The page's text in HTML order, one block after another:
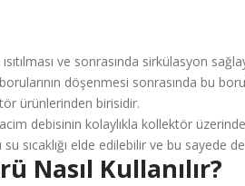
ve sonrasında sirkülasyon
döşenmesi sonrasında bu
ürünlerinden birisidir.
debisinin kolaylıkla kollektör
sıcaklığı elde edilebilir ve bu sayede
Nasıl Kullanılır?